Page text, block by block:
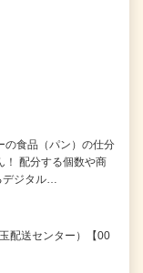
食品（パン）の仕分
！ 配分する個数や商
デジタル…
配送センター）【00